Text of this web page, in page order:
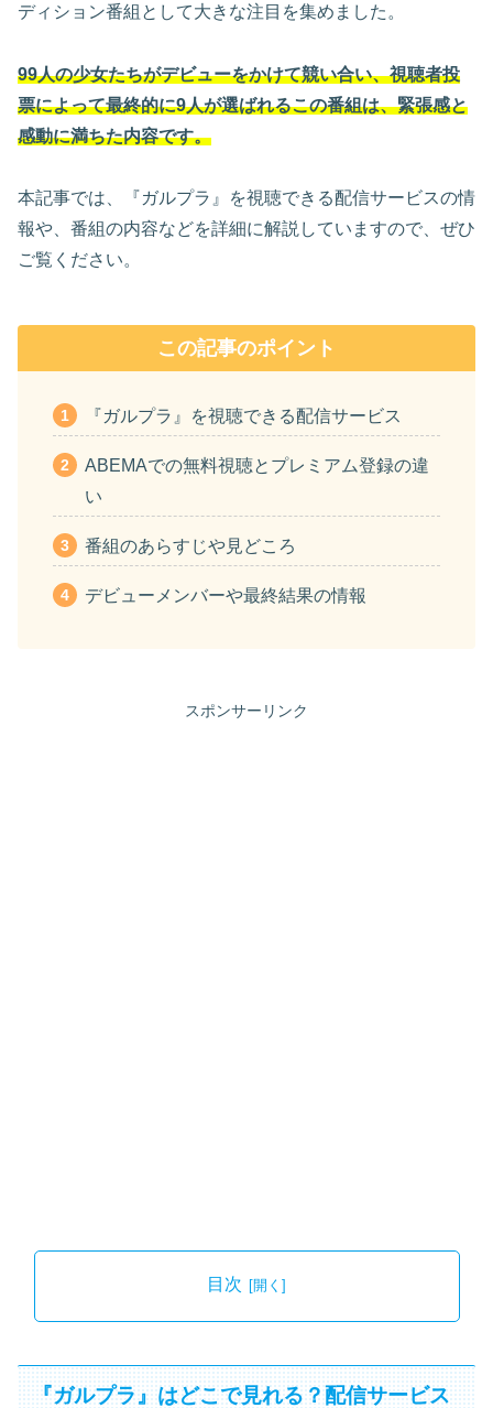
ディション番組として大きな注目を集めました。
99人の少女たちがデビューをかけて競い合い、視聴者投
票によって最終的に9人が選ばれるこの番組は、緊張感と
感動に満ちた内容です。
本記事では、『ガルプラ』を視聴できる配信サービスの情
報や、番組の内容などを詳細に解説していますので、ぜひ
ご覧ください。
この記事のポイント
『ガルプラ』を視聴できる配信サービス
ABEMAでの無料視聴とプレミアム登録の違
い
番組のあらすじや見どころ
デビューメンバーや最終結果の情報
スポンサーリンク
目次
『ガルプラ』はどこで見れる？配信サービス